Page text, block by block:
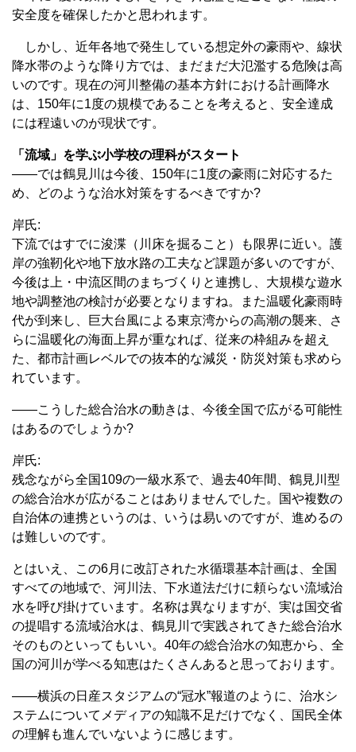
安全度を確保したかと思われます。
しかし、近年各地で発生している想定外の豪雨や、線状
降水帯のような降り方では、まだまだ大氾濫する危険は高
いのです。現在の河川整備の基本方針における計画降水
は、150年に1度の規模であることを考えると、安全達成
には程遠いのが現状です。
「流域」を学ぶ小学校の理科がスタート
――では鶴見川は今後、150年に1度の豪雨に対応するた
め、どのような治水対策をするべきですか?
岸氏:
下流ではすでに浚渫（川床を掘ること）も限界に近い。護
岸の強靭化や地下放水路の工夫など課題が多いのですが、
今後は上・中流区間のまちづくりと連携し、大規模な遊水
地や調整池の検討が必要となりますね。また温暖化豪雨時
代が到来し、巨大台風による東京湾からの高潮の襲来、さ
らに温暖化の海面上昇が重なれば、従来の枠組みを超え
た、都市計画レベルでの抜本的な減災・防災対策も求めら
れています。
――こうした総合治水の動きは、今後全国で広がる可能性
はあるのでしょうか?
岸氏:
残念ながら全国109の一級水系で、過去40年間、鶴見川型
の総合治水が広がることはありませんでした。国や複数の
自治体の連携というのは、いうは易いのですが、進めるの
は難しいのです。
とはいえ、この6月に改訂された水循環基本計画は、全国
すべての地域で、河川法、下水道法だけに頼らない流域治
水を呼び掛けています。名称は異なりますが、実は国交省
の提唱する流域治水は、鶴見川で実践されてきた総合治水
そのものといってもいい。40年の総合治水の知恵から、全
国の河川が学べる知恵はたくさんあると思っております。
――横浜の日産スタジアムの“冠水”報道のように、治水シ
ステムについてメディアの知識不足だけでなく、国民全体
の理解も進んでいないように感じます。